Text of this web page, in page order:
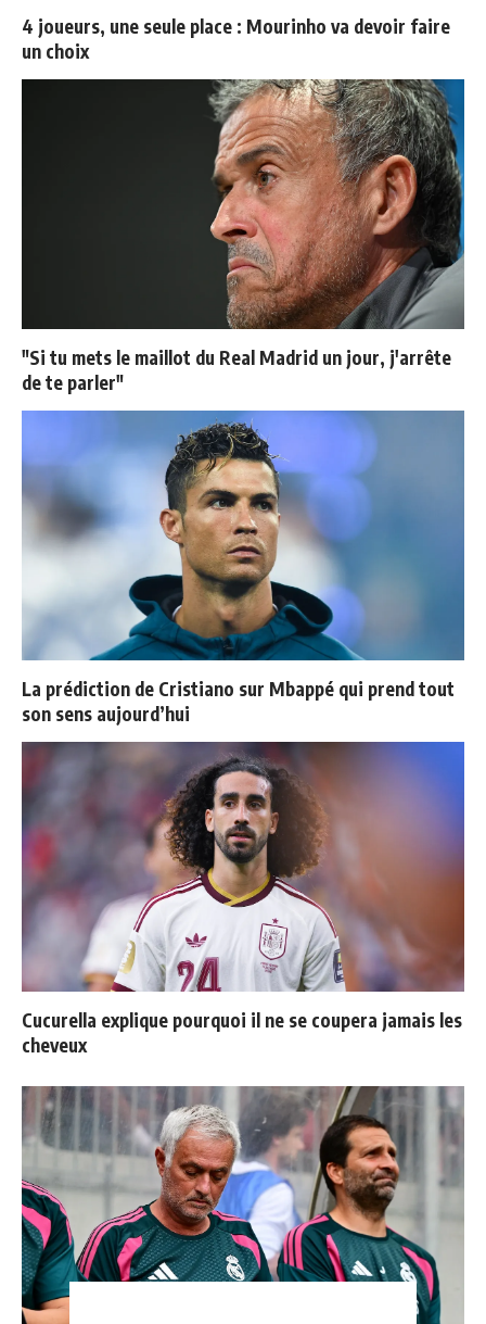
4 joueurs, une seule place : Mourinho va devoir faire
un choix
"Si tu mets le maillot du Real Madrid un jour, j'arrête
de te parler"
La prédiction de Cristiano sur Mbappé qui prend tout
son sens aujourd’hui
Cucurella explique pourquoi il ne se coupera jamais les
cheveux